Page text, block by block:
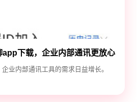
下载，企业内部通讯更放心
业内部通讯工具的需求日益增长。